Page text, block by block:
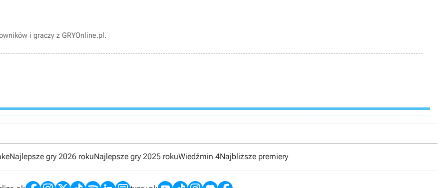
i graczy z GRYOnline.pl.
Najlepsze gry 2026 rokuNajlepsze gry 2025 rokuWiedźmin 4Najbliższe premiery